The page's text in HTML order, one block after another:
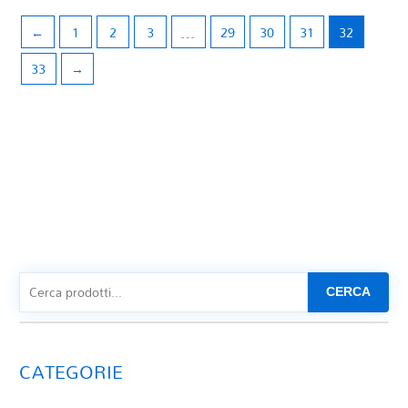
INWOOD. P. - M. MANGANI
IRADIER DE S. (aar. M. Bezushkevych)
IVANOVICI I. (strum. M. Tamanini)
JEANJEAN P. (E. Toscano)
JOPLIN. S. (arr. V. Correnti)
LARA A. (trascr. M. Mangani)
LEHAR F. (tarscr. M. Managò)
LEHAR F. (trascr. A. Licitra)
LEHÁR F. (trascr. M. Mangani)
LEONCAVALLO R. (arr. D. Pedrazzini)
← 1 2 3 … 29 30 31
32
33
→
CERCA
CATEGORIE